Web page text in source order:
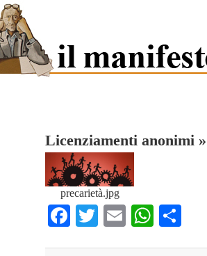
Licenziamenti anonimi
precarietà.jpg
Facebook
TwitterEmail